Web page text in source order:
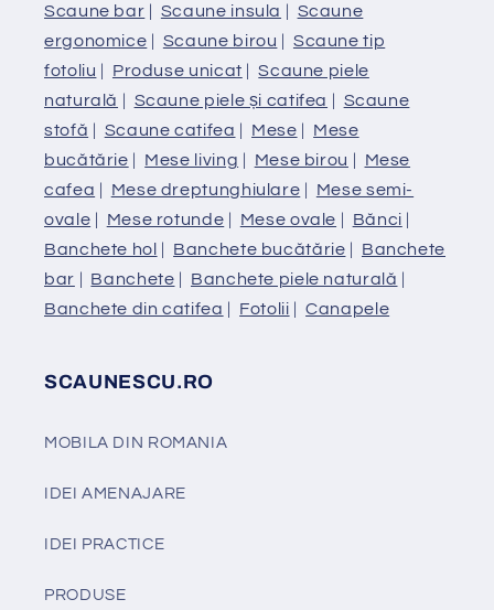
Scaune bar | Scaune insula | Scaune
ergonomice | Scaune birou | Scaune tip
fotoliu | Produse unicat |Scaune piele
naturală | Scaune piele și catifea | Scaune
stofă | Scaune catifea | Mese | Mese
bucătărie | Mese living | Mese birou | Mese
cafea | Mese dreptunghiulare | Mese semi-
ovale | Mese rotunde | Mese ovale | Bănci |
Banchete hol | Banchete bucătărie | Banchete
bar | Banchete | Banchete piele naturală |
Banchete din catifea | Fotolii |Canapele
SCAUNESCU.RO
MOBILA DIN ROMANIA
IDEI AMENAJARE
IDEI PRACTICE
PRODUSE